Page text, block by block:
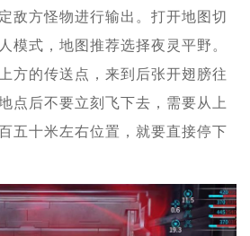
敌方怪物进行输出。打开地图切
模式，地图推荐选择夜灵平野。
方的传送点，来到后张开翅膀往
点后不要立刻飞下去，需要从上
五十米左右位置，就要直接停下